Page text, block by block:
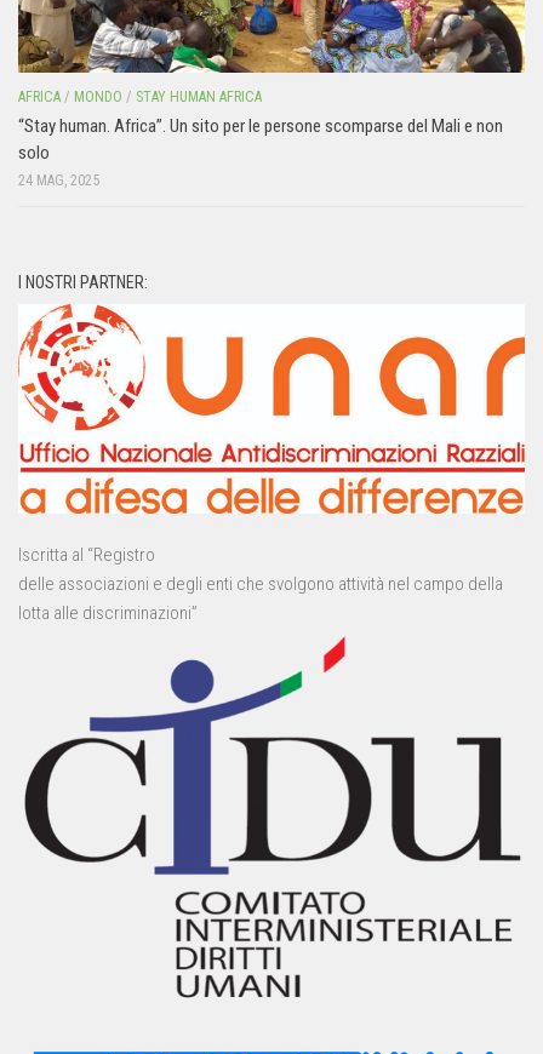
AFRICA / MONDO / STAY HUMAN AFRICA
“Stay human. Africa”. Un sito per le persone scomparse del Mali e non
solo
24 MAG, 2025
I NOSTRI PARTNER:
Iscritta al “Registro
delle associazioni e degli enti che svolgono attività nel campo della
lotta alle discriminazioni”